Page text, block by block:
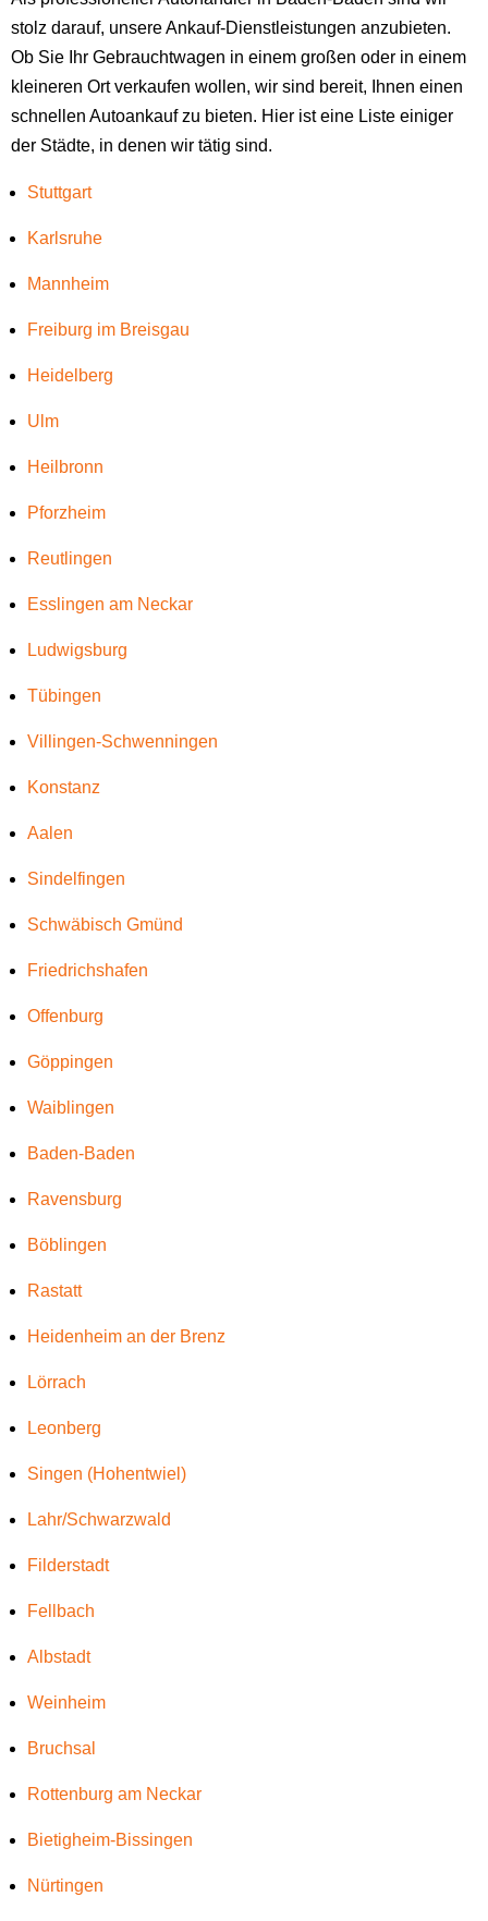
stolz darauf, unsere Ankauf-Dienstleistungen anzubieten.
Ob Sie Ihr Gebrauchtwagen in einem großen oder in einem
kleineren Ort verkaufen wollen, wir sind bereit, Ihnen einen
schnellen Autoankauf zu bieten. Hier ist eine Liste einiger
der Städte, in denen wir tätig sind.
Stuttgart
Karlsruhe
Mannheim
Freiburg im Breisgau
Heidelberg
Ulm
Heilbronn
Pforzheim
Reutlingen
Esslingen am Neckar
Ludwigsburg
Tübingen
Villingen-Schwenningen
Konstanz
Aalen
Sindelfingen
Schwäbisch Gmünd
Friedrichshafen
Offenburg
Göppingen
Waiblingen
Baden-Baden
Ravensburg
Böblingen
Rastatt
Heidenheim an der Brenz
Lörrach
Leonberg
Singen (Hohentwiel)
Lahr/Schwarzwald
Filderstadt
Fellbach
Albstadt
Weinheim
Bruchsal
Rottenburg am Neckar
Bietigheim-Bissingen
Nürtingen